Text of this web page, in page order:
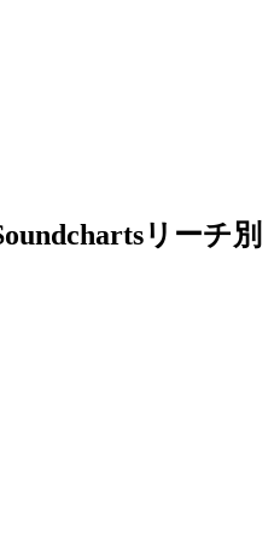
リーチ別